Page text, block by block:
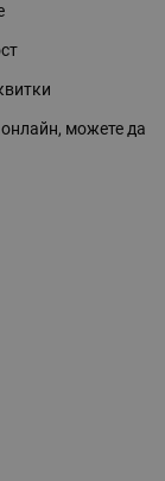
можете да